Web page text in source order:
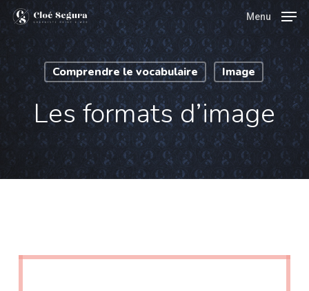
Skip
to
main
content
Menu
Comprendre le vocabulaire Image
Les formats d’image
Menu